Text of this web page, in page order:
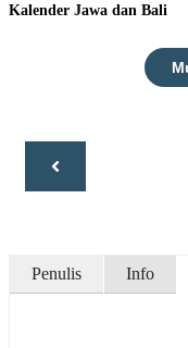
Kalender Jawa dan Bali
Penulis Info